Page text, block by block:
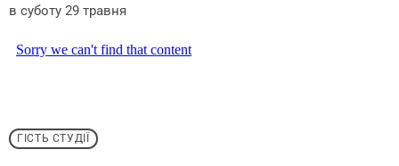
в суботу 29 травня
ГІСТЬ СТУДІЇ